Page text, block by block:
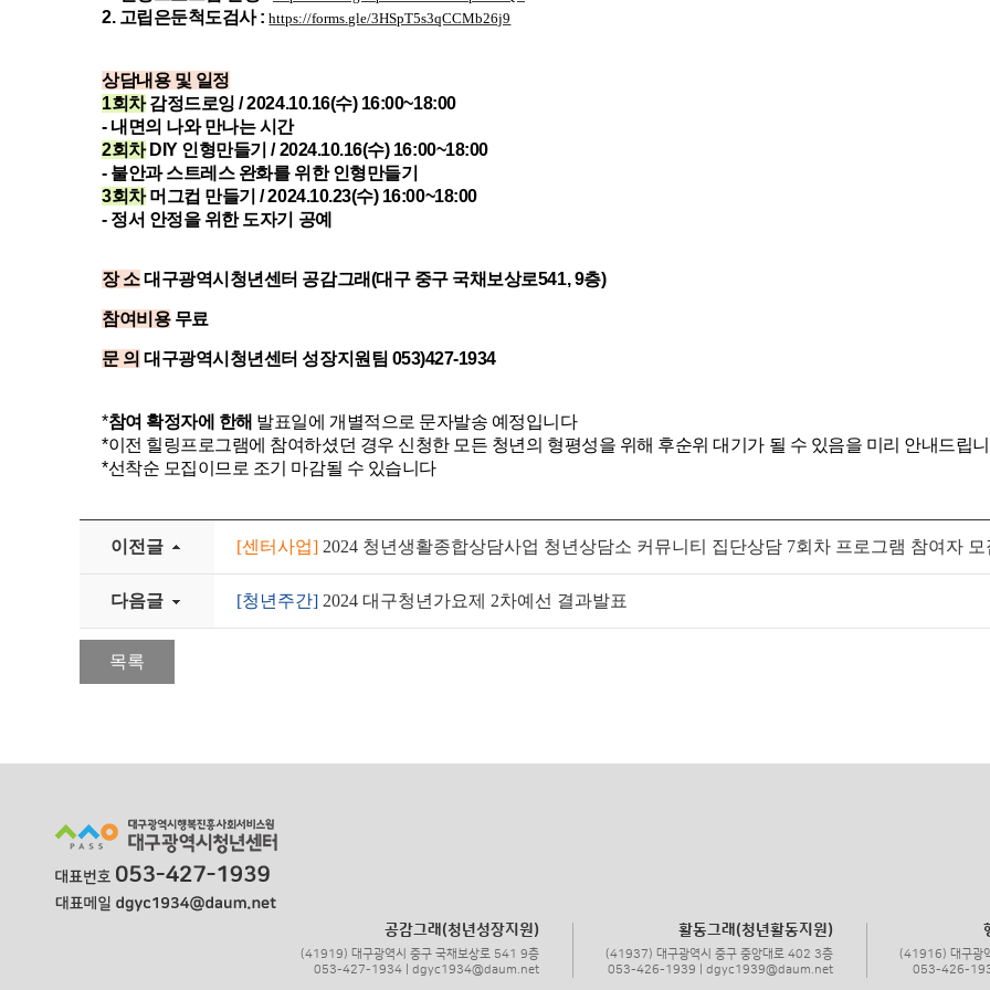
2. 고립은둔척도검사 :https://forms.gle/3HSpT5s3qCCMb26j9
상담내용 및 일정
1회차감정드로잉 /2024.10.16(수) 16:00~18:00
- 내면의 나와 만나는 시간
2회차DIY 인형만들기 /2024.10.16(수) 16:00~18:00
- 불안과 스트레스 완화를 위한 인형만들기
3회차머그컵 만들기 /2024.10.23(수) 16:00~18:00
- 정서 안정을 위한 도자기 공예
장 소대구광역시청년센터 공감그래(대구 중구 국채보상로541, 9층)
참여비용무료
문 의 대구광역시청년센터 성장지원팀 053)427-1934
*참여 확정자에 한해 발표일에 개별적으로 문자발송 예정입니다
*이전 힐링프로그램에 참여하셨던 경우 신청한 모든 청년의 형평성을 위해 후순위 대기가 될 수 있음을 미리 안내드립
*선착순 모집이므로 조기 마감될 수 있습니다
이전글 [센터사업] 2024 청년생활종합상담사업 청년상담소 커뮤니티 집단상담 7회차 프로그램 참여자 모
다음글 [청년주간] 2024 대구청년가요제 2차예선 결과발표
목록
공감그래(청년성장지원)
(41919) 대구광역시 중구 국채보상로 541 9층
053-427-1934 | dgyc1934@daum.net
활동그래(청년활동지원)
(41937) 대구광역시 중구 중앙대로 402 3층
053-426-1939 | dgyc1939@daum.net
(41916) 대구광
053-426-